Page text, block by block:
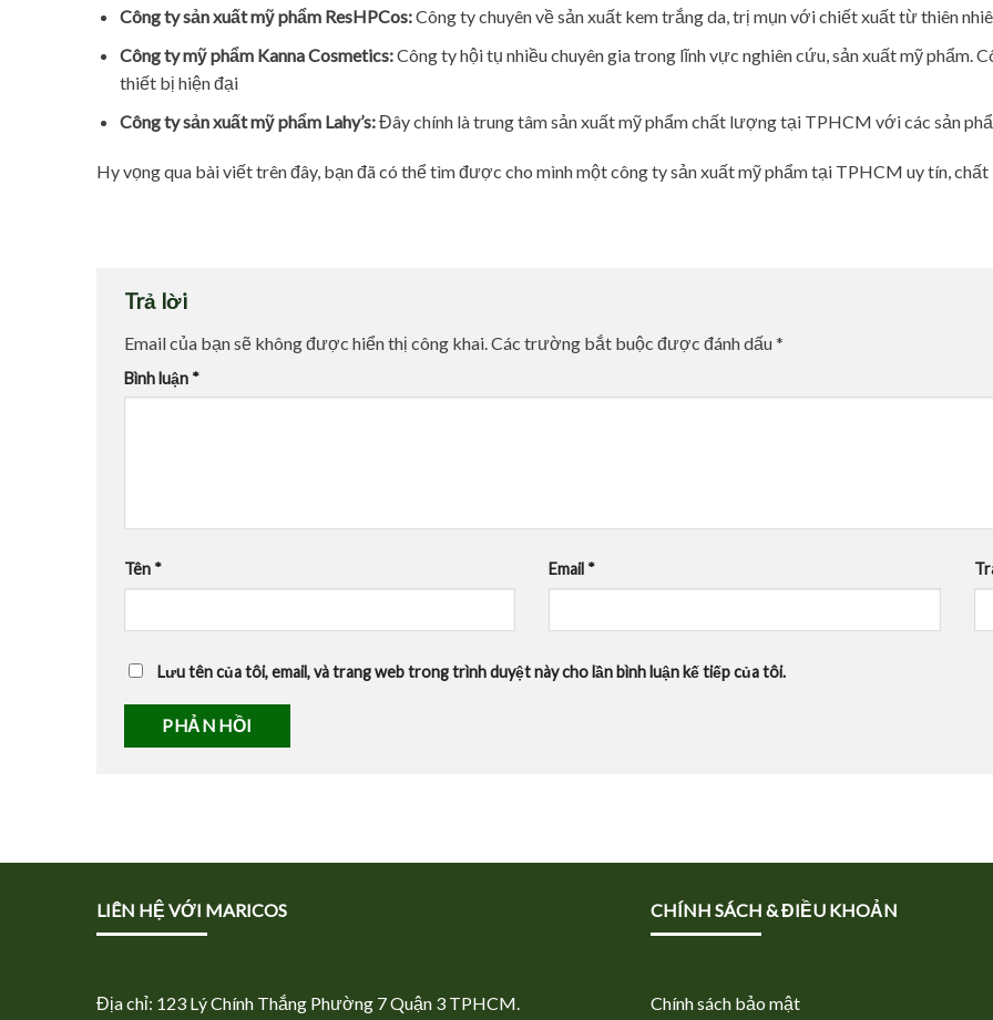
Công ty sản xuất mỹ phẩm ResHPCos:Công ty chuyên về sản xuất kem trắng da, trị mụn với chiết xuất từ thiên
Công ty mỹ phẩm Kanna Cosmetics:Công ty hội tụ nhiều chuyên gia trong lĩnh vực nghiên cứu, sản xuất mỹ phẩm.
thiết bị hiện đại
Công ty sản xuất mỹ phẩm Lahy’s:Đây chính là trung tâm sản xuất mỹ phẩm chất lượng tại TPHCM với các sản
Hy vọng qua bài viết trên đây, bạn đã có thể tìm được cho mình một công ty sản xuất mỹ phẩm tại TPHCM uy tín,
Trả lời
Email của bạn sẽ không được hiển thị công khai. Các trường bắt buộc được đánh dấu*
Bình luận *
Tên * Email *
Lưu tên của tôi, email, và trang web trong trình duyệt này cho lần bình luận kế tiếp của tôi.
LIÊN HỆ VỚI MARICOS
Địa chỉ: 123 Lý Chính Thắng Phường 7 Quận 3 TPHCM.
CHÍNH SÁCH & ĐIỀU KHOẢN
Chính sách bảo mật